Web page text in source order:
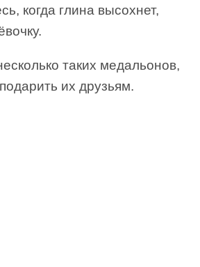
когда глина высохнет,
таких медальонов,
их друзьям.